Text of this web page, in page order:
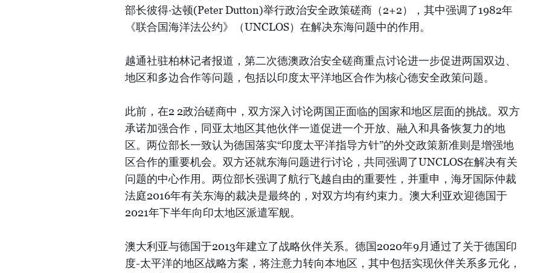
部长彼得·达顿(Peter Dutton)举行政治安全政策磋商（2+2），其中强调了1982年
《联合国海洋法公约》（UNCLOS）在解决东海问题中的作用。
越通社驻柏林记者报道，第二次德澳政治安全磋商重点讨论进一步促进两国双边、
地区和多边合作等问题，包括以印度太平洋地区合作为核心德安全政策问题。
此前，在2 2政治磋商中，双方深入讨论两国正面临的国家和地区层面的挑战。双方
承诺加强合作，同亚太地区其他伙伴一道促进一个开放、融入和具备恢复力的地
区。两位部长一致认为德国落实“印度太平洋指导方针”的外交政策新准则是增强地
区合作的重要机会。双方还就东海问题进行讨论，共同强调了UNCLOS在解决有关
问题的中心作用。两位部长强调了航行飞越自由的重要性，并重申，海牙国际仲裁
法庭2016年有关东海的裁决是最终的，对双方均有约束力。澳大利亚欢迎德国于
2021年下半年向印太地区派遣军舰。
澳大利亚与德国于2013年建立了战略伙伴关系。德国2020年9月通过了关于德国印
度-太平洋的地区战略方案，将注意力转向本地区，其中包括实现伙伴关系多元化，